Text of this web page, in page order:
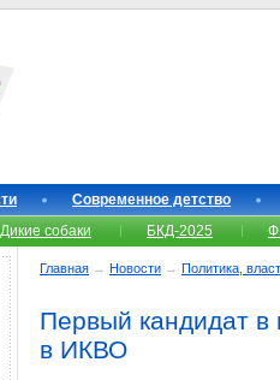
Современное детство
Дикие собаки БКД-2025
Главная → Новости → Политика,
Первый кандидат в
в ИКВО